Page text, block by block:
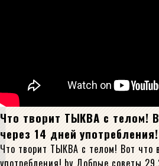
Что творит ТЫКВА с телом!
через 14 дней употребления!
Что творит ТЫКВА с телом! Вот что
употребления! by Добрые советы